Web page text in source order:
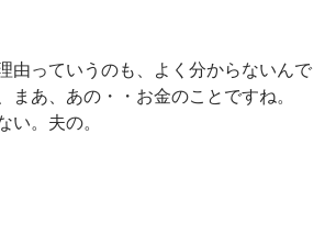
由っていうのも、よく分からないんで
まあ、あの・・お金のことですね。
い。夫の。